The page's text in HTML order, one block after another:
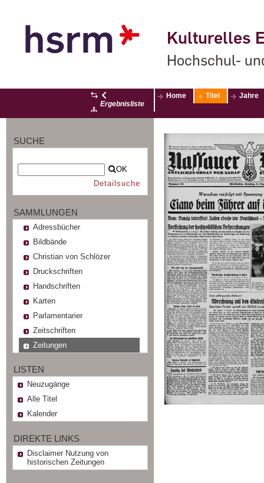
Kulturelles
Hochschul-
Ergebnisliste
Home Titel Jahre
SUCHE
OK
Detailsuche
SAMMLUNGEN
Adressbücher
Bildbände
Christian von Schlözer
Druckschriften
Handschriften
Karten
Parlamentarier
Zeitschriften
Zeitungen
LISTEN
Neuzugänge
Alle Titel
Kalender
DIREKTE LINKS
Disclaimer Nutzung von
historischen Zeitungen